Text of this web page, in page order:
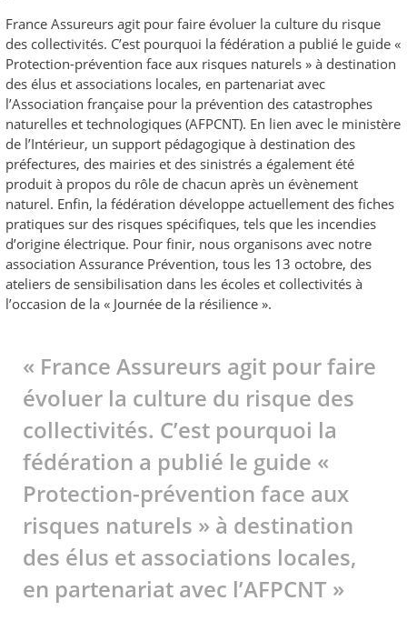
France Assureurs agit pour faire évoluer la culture du risque
des collectivités. C’est pourquoi la fédération a publié le guide «
Protection-prévention face aux risques naturels » à destination
des élus et associations locales, en partenariat avec
l’Association française pour la prévention des catastrophes
naturelles et technologiques (AFPCNT). En lien avec le ministère
de l’Intérieur, un support pédagogique à destination des
préfectures, des mairies et des sinistrés a également été
produit à propos du rôle de chacun après un évènement
naturel. Enfin, la fédération développe actuellement des fiches
pratiques sur des risques spécifiques, tels que les incendies
d’origine électrique. Pour finir, nous organisons avec notre
association Assurance Prévention, tous les 13 octobre, des
ateliers de sensibilisation dans les écoles et collectivités à
l’occasion de la « Journée de la résilience ».
« France Assureurs agit pour faire
évoluer la culture du risque des
collectivités. C’est pourquoi la
fédération a publié le guide «
Protection-prévention face aux
risques naturels » à destination
des élus et associations locales,
en partenariat avec l’AFPCNT »